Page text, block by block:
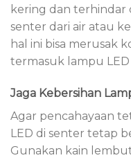
kering dan terhindar
senter dari air atau
hal ini bisa merusak
termasuk lampu LED
Jaga Kebersihan
Agar pencahayaan
LED di senter tetap
Gunakan kain